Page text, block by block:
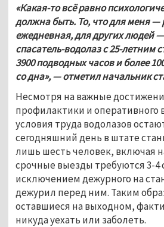
«Какая-то всё равно
должна быть. То, что для меня —
ежедневная, для других людей
спасатель-водолаз с 25-летним
3900 подводных часов и более
со дна», — отметил начальник
Несмотря на важные
профилактики и оперативного
условия труда водолазов
сегодняшний день в штате
лишь шесть человек, включая
срочные выезды требуются 3-4
исключением дежурного на
дежурил перед ним. Таким
оставшиеся на выходном,
никуда уехать или заболеть.